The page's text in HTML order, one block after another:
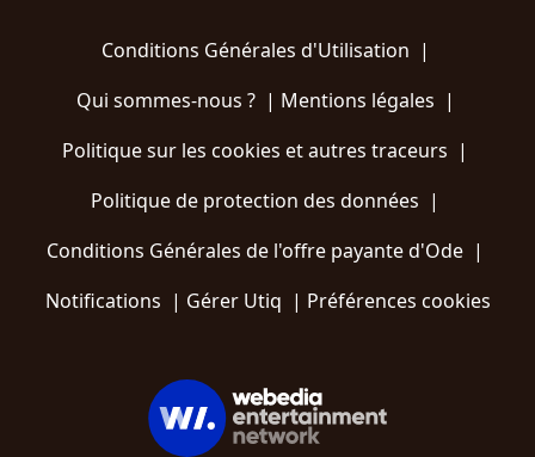
Conditions Générales d'Utilisation |
Qui sommes-nous ?| Mentions légales |
Politique sur les cookies et autres traceurs |
Politique de protection des données |
Conditions Générales de l'offre payante d'Ode |
Notifications | Gérer Utiq | Préférences cookies